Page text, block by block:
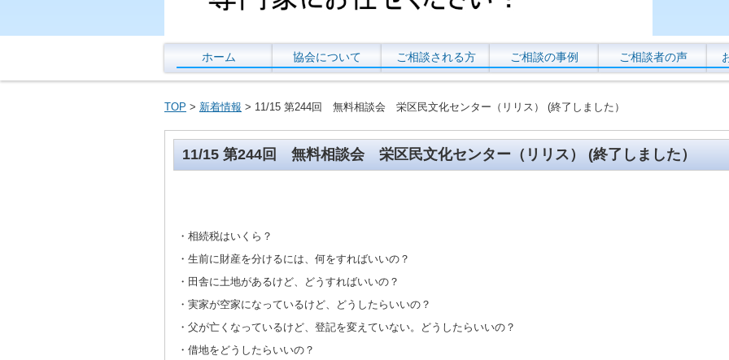
コンテンツに移動
ホーム 協会について ご相談される方 ご相談の事例 ご相談者の声
TOP > 新着情報 > 11/15 第244回 無料相談会 栄区民文化センター（リリス） (終了しました）
11/15 第244回 無料相談会 栄区民文化センター（リリス） (終了しました）
・相続税はいくら？
・生前に財産を分けるには、何をすればいいの？
・田舎に土地があるけど、どうすればいいの？
・実家が空家になっているけど、どうしたらいいの？
・父が亡くなっているけど、登記を変えていない。どうしたらいいの？
・借地をどうしたらいいの？